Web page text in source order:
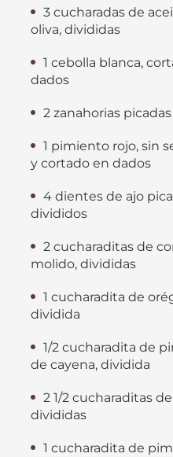
3 cucharadas de
oliva, divididas
1 cebolla blanca,
dados
2 zanahorias picadas
1 pimiento rojo, sin
y cortado en dados
4 dientes de ajo
divididos
2 cucharaditas de
molido, divididas
1 cucharadita de
dividida
1/2 cucharadita de
de cayena, dividida
2 1/2 cucharaditas de
divididas
1 cucharadita de